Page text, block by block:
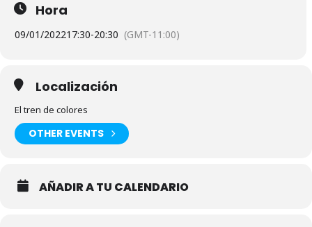
Hora
09/01/202217:30-20:30 (GMT-11:00)
Localización
El tren de colores
OTHER EVENTS
AÑADIR A TU CALENDARIO